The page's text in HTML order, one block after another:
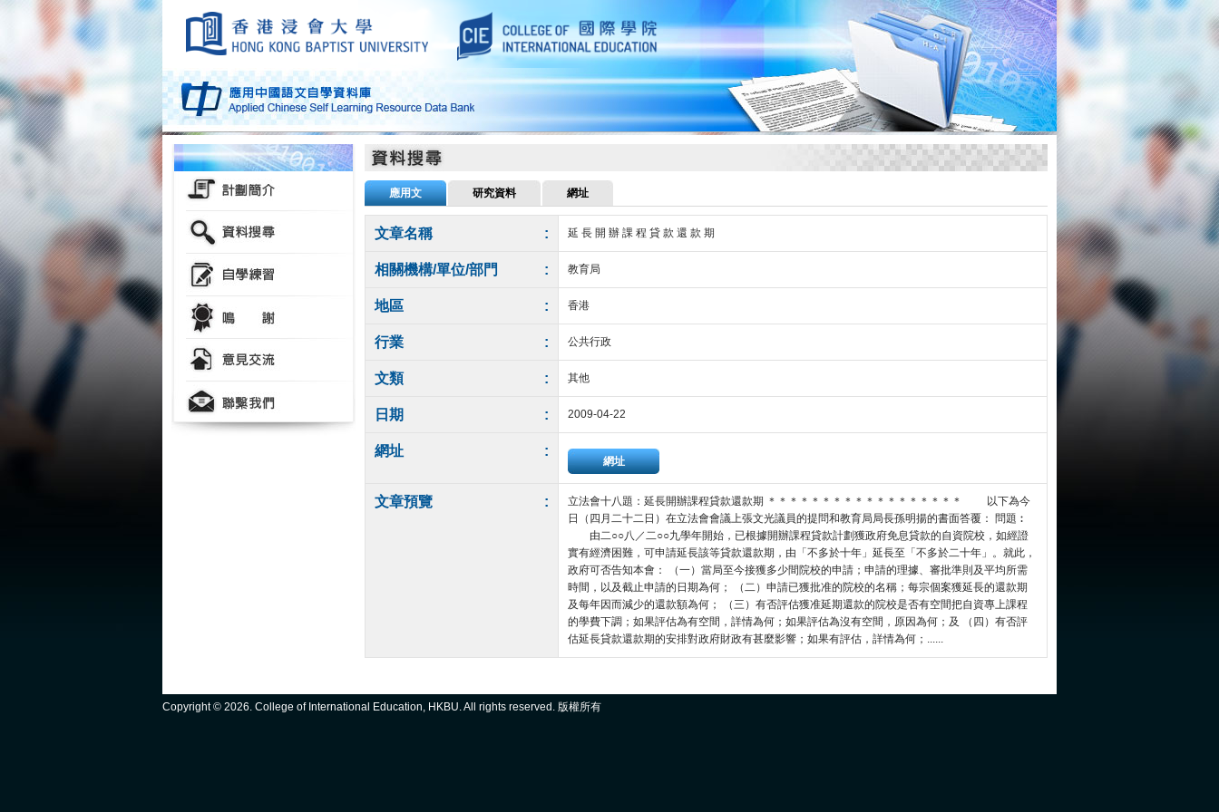
應用文 研究資料 網址
文章名稱 : 延 長 開 辦 課 程 貸 款 還 款 期
相關機構/單位/部門 : 教育局
地區 : 香港
行業 : 公共行政
文類 : 其他
日期 : 2009-04-22
網址 :
網址
文章預覽 :
立法會十八題：延長開辦課程貸款還款期 ＊＊＊＊＊＊＊＊＊＊＊＊＊＊＊＊＊＊ 以下為今
日（四月二十二日）在立法會會議上張文光議員的提問和教育局局長孫明揚的書面答覆： 問題︰
由二○○八／二○○九學年開始，已根據開辦課程貸款計劃獲政府免息貸款的自資院校，如經證
實有經濟困難，可申請延長該等貸款還款期，由「不多於十年」延長至「不多於二十年」。就此，
政府可否告知本會： （一）當局至今接獲多少間院校的申請；申請的理據、審批準則及平均所需
時間，以及截止申請的日期為何； （二）申請已獲批准的院校的名稱；每宗個案獲延長的還款期
及每年因而減少的還款額為何； （三）有否評估獲准延期還款的院校是否有空間把自資專上課程
的學費下調；如果評估為有空間，詳情為何；如果評估為沒有空間，原因為何；及 （四）有否評
估延長貸款還款期的安排對政府財政有甚麼影響；如果有評估，詳情為何；......
Copyright © 2026. College of International Education, HKBU. All rights reserved. 版權所有